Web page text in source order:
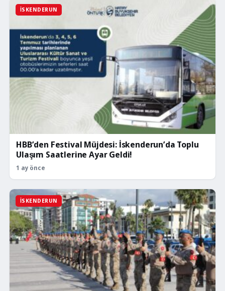
İSKENDERUN
HBB’den Festival Müjdesi: İskenderun’da Toplu
Ulaşım Saatlerine Ayar Geldi!
1 ay önce
İSKENDERUN